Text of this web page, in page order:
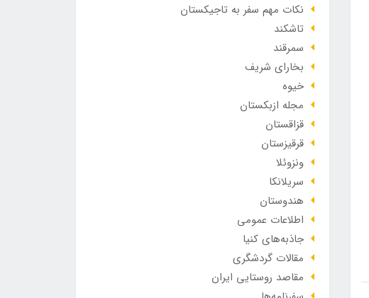
نکات مهم سفر به تاجیکستان
تاشکند
سمرقند
بخارای شریف
خیوه
مجله ازبکستان
قزاقستان
قرقیزستان
ونزوئلا
سریلانکا
هندوستان
اطلاعات عمومی
جاذبه‌های کنیا
مقالات گردشگری
مقاصد روستایی ایران